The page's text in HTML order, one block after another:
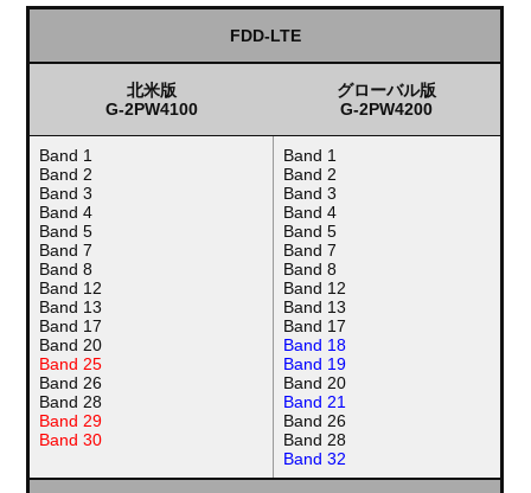
FDD-LTE
北米版
G-2PW4100
グローバル版
G-2PW4200
Band 1
Band 2
Band 3
Band 4
Band 5
Band 7
Band 8
Band 12
Band 13
Band 17
Band 20
Band 25
Band 26
Band 28
Band 29
Band 30
Band 1
Band 2
Band 3
Band 4
Band 5
Band 7
Band 8
Band 12
Band 13
Band 17
Band 18
Band 19
Band 20
Band 21
Band 26
Band 28
Band 32